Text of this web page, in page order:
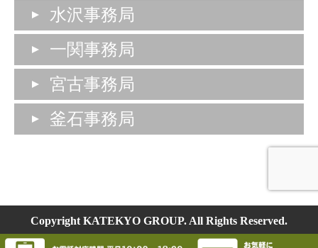
水沢事務局
一関事務局
宮古事務局
釜石事務局
Copyright KATEKYO GROUP. All Rights Reserved.